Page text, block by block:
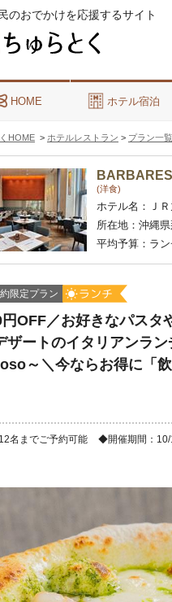
のおでかけを応援するサイト
HOME ホテル宿泊
HOME > ホテルレストラン > プラン一覧
(洋食)
ホテル名：
Ｊ
所在地： 沖縄
平均予算： ラ
限定プラン
円OFF／お好きなパスタ
ザートのイタリアンラ
～＼今ならお得に「
名までご予約可能 開催期間：